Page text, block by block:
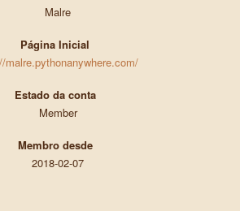
Malre
Página Inicial
malre.pythonanywhere.com/
Estado da conta
Member
Membro desde
2018-02-07